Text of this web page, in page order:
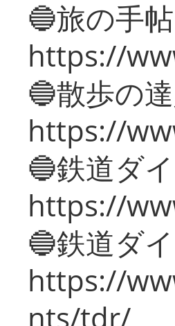
🔵旅の手帖
https://
🔵散歩の
https://
🔵鉄道ダ
https://
🔵鉄道ダ
https://
nts/tdr/